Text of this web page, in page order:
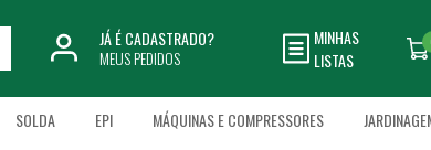
JÁ É CADASTRADO?
MEUS PEDIDOS
MINHAS
LISTAS
SOLDA EPI MÁQUINAS E COMPRESSORES